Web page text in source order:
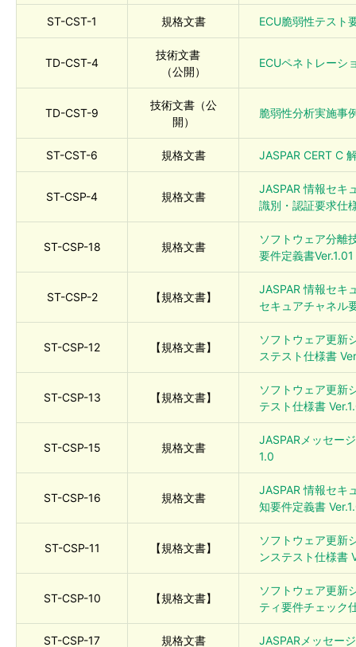
ST-CST-1 規格文書 ECU脆弱性テスト
TD-CST-4
技術文書
（公開）
ECUペネトレーシ
TD-CST-9
技術文書（公
開）
脆弱性分析実施事
ST-CST-6 規格文書 JASPAR CERT C
ST-CSP-4 規格文書
JASPAR 情報セキ
識別・認証要求仕
ST-CSP-18 規格文書
ソフトウェア分離
要件定義書Ver.1.01
ST-CSP-2 【規格文書】
JASPAR 情報セキ
セキュアチャネル
ST-CSP-12 【規格文書】
ソフトウェア更新
ステスト仕様書
ST-CSP-13 【規格文書】
ソフトウェア更新
テスト仕様書
ST-CSP-15 規格文書
JASPARメッセー
1.0
ST-CSP-16 規格文書
JASPAR 情報セキ
知要件定義書
ST-CSP-11 【規格文書】
ソフトウェア更新
ンステスト仕様書
ST-CSP-10 【規格文書】
ソフトウェア更新
ティ要件チェック
ST-CSP-17 規格文書 JASPARメッセー